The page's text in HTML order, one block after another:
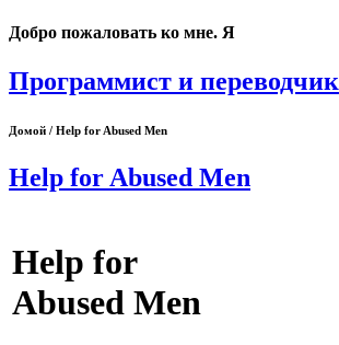
Добро пожаловать ко мне. Я
Программист и переводчик
Домой / Help for Abused Men
Help for Abused Men
Help for
Abused Men